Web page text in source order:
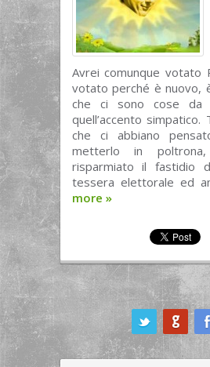
Avrei comunque votato
votato perché è nuovo,
che ci sono cose
quell’accento simpatico.
che ci abbiano
metterlo in
risparmiato il fastidio
tessera elettorale ed
more »